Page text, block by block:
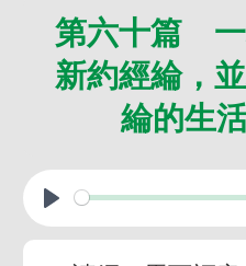
第六十篇 一
新約經綸，
綸的生